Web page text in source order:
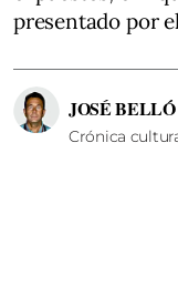
presentado por
JOSÉ
Crónica